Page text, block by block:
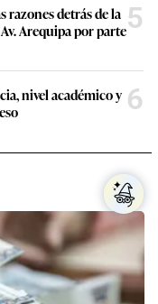
detrás de la
Arequipa por parte5
nivel académico y 6